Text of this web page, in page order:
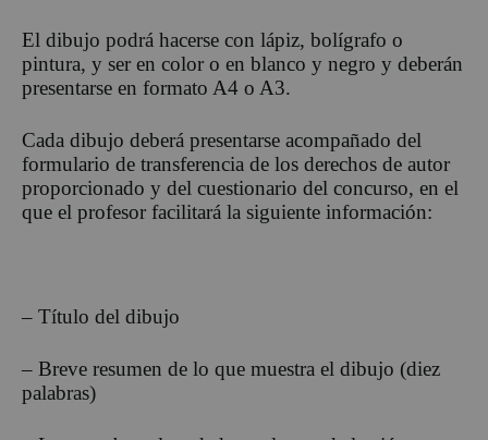
El dibujo podrá hacerse con lápiz, bolígrafo o
pintura, y ser en color o en blanco y negro y deberán
presentarse en formato A4 o A3.
Cada dibujo deberá presentarse acompañado del
formulario de transferencia de los derechos de autor
proporcionado y del cuestionario del concurso, en el
que el profesor facilitará la siguiente información:
– Título del dibujo
– Breve resumen de lo que muestra el dibujo (diez
palabras)